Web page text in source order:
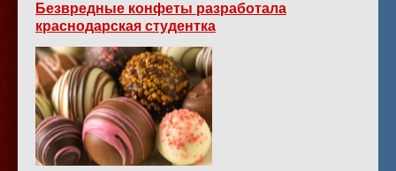
Безвредные конфеты разработала
краснодарская студентка